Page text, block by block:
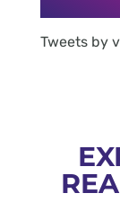
Tweets by